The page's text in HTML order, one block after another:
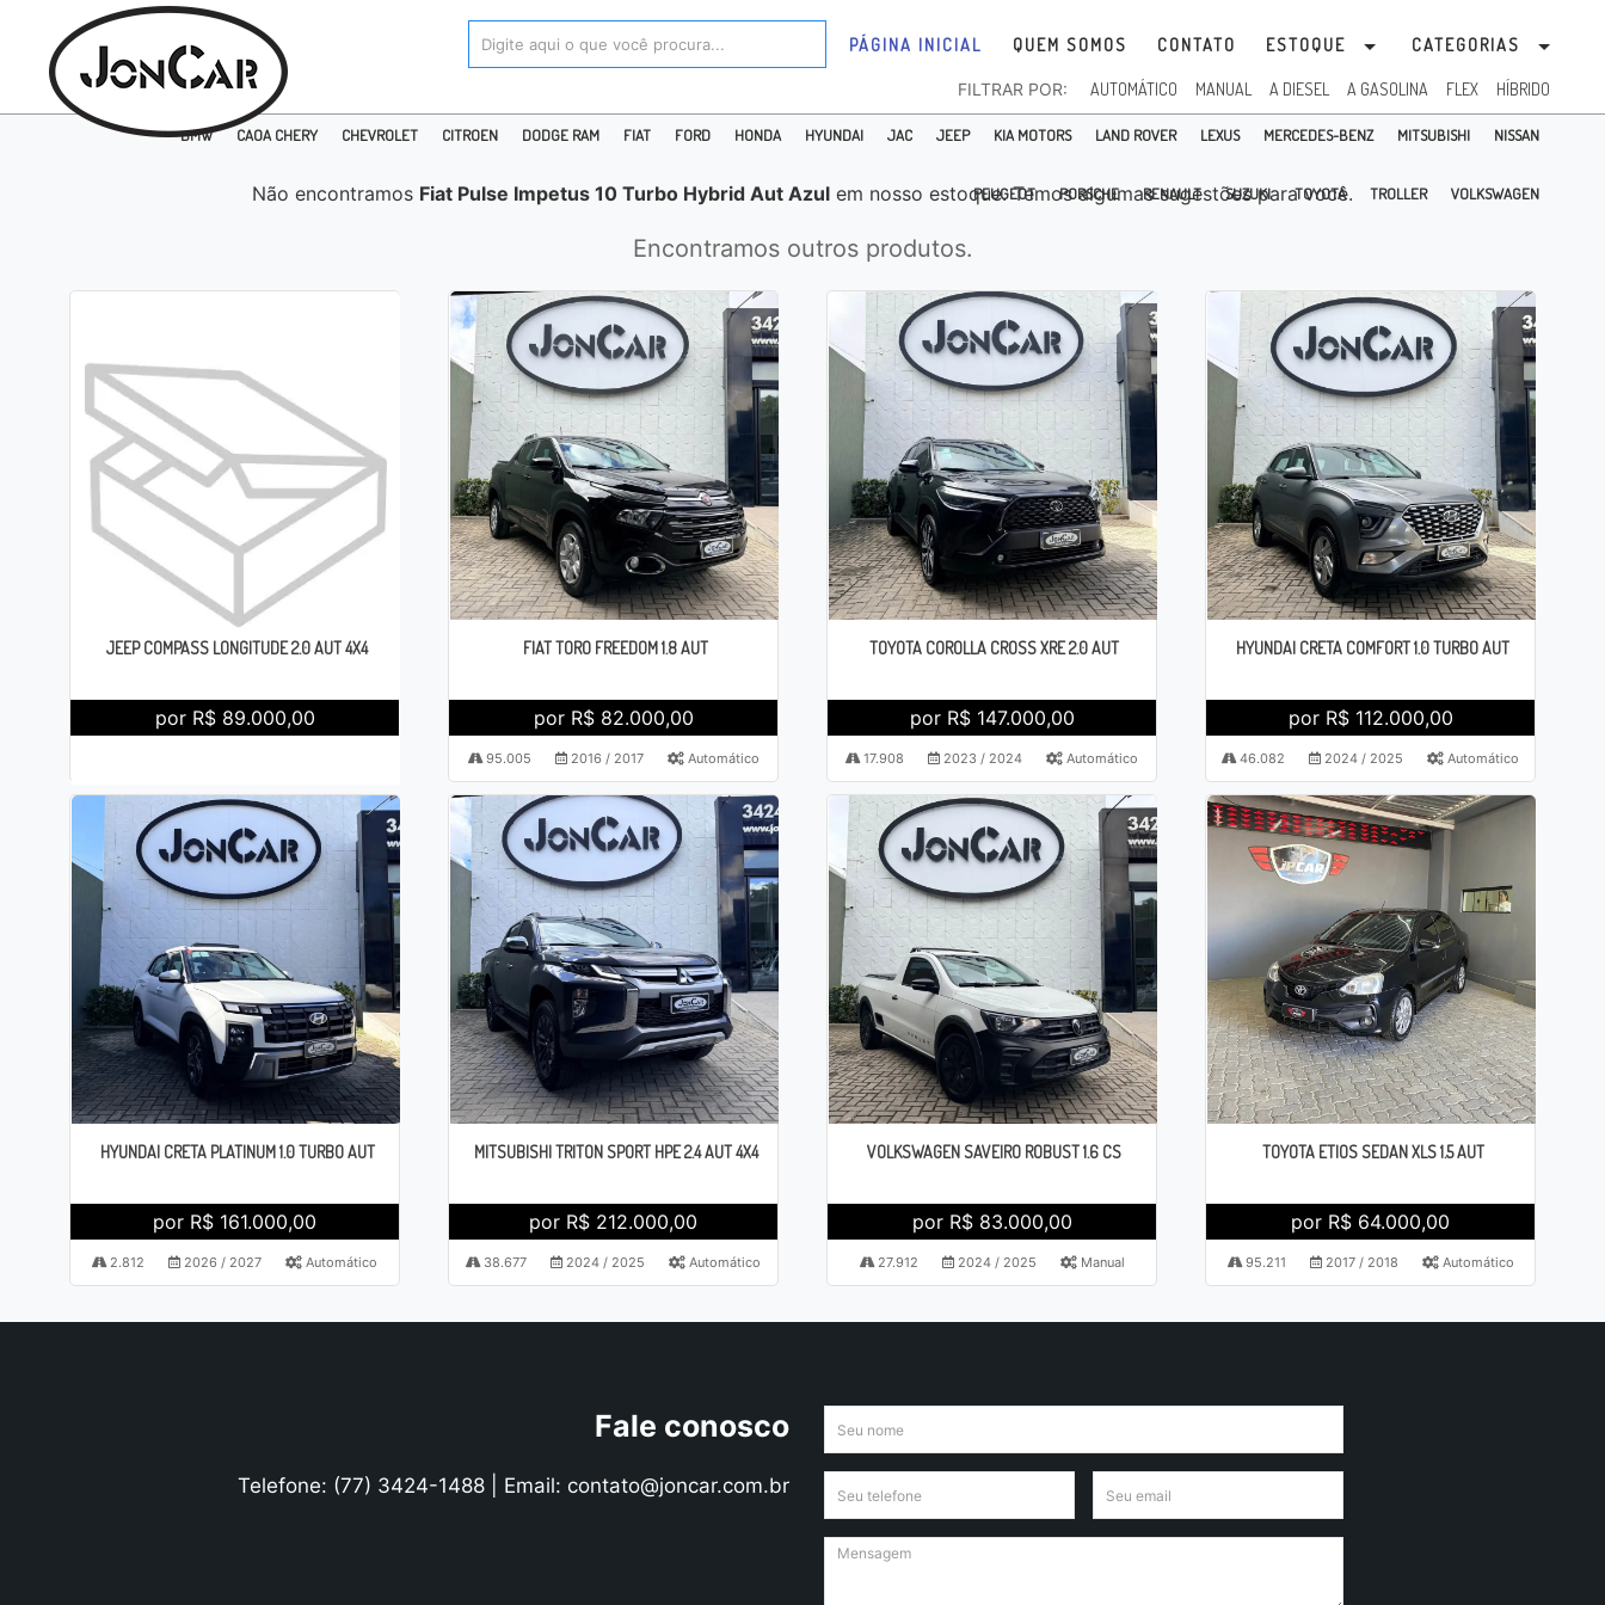
PÁGINA INICIAL QUEM SOMOS CONTATO ESTOQUE CATEGORIAS
FILTRAR POR: AUTOMÁTICO MANUAL A DIESEL A GASOLINA FLEX HÍBRIDO
BMW CAOA CHERY CHEVROLET CITROEN DODGE RAM FIAT FORD HONDA HYUNDAI JAC JEEP KIA MOTORS LAND ROVER LEXUS MERCEDES-BENZ MITSUBISHI NISSAN
PEUGEOT PORSCHE RENAULT SUZUKI TOYOTA TROLLER VOLKSWAGEN
Não encontramos Fiat Pulse Impetus 10 Turbo Hybrid Aut Azul em nosso estoque. Temos algumas sugestões para você.
Encontramos outros produtos.
JEEP COMPASS LONGITUDE 2.0 AUT 4X4
por R$ 89.000,00
FIAT TORO FREEDOM 1.8 AUT
por R$ 82.000,00
95.005 2016 / 2017 Automático
TOYOTA COROLLA CROSS XRE 2.0 AUT
por R$ 147.000,00
17.908 2023 / 2024 Automático
HYUNDAI CRETA COMFORT 1.0 TURBO AUT
por R$ 112.000,00
46.082 2024 / 2025 Automático
HYUNDAI CRETA PLATINUM 1.0 TURBO AUT
por R$ 161.000,00
2.812 2026 / 2027 Automático
MITSUBISHI TRITON SPORT HPE 2.4 AUT 4X4
por R$ 212.000,00
38.677 2024 / 2025 Automático
VOLKSWAGEN SAVEIRO ROBUST 1.6 CS
por R$ 83.000,00
27.912 2024 / 2025 Manual
TOYOTA ETIOS SEDAN XLS 1.5 AUT
por R$ 64.000,00
95.211 2017 / 2018 Automático
Fale conosco
Telefone: (77) 3424-1488 | Email: contato@joncar.com.br